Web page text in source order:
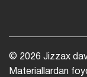
© 2026 Jizzax
Materiallardan